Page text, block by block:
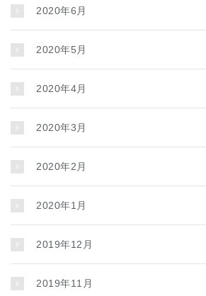
2020年6月
2020年5月
2020年4月
2020年3月
2020年2月
2020年1月
2019年12月
2019年11月